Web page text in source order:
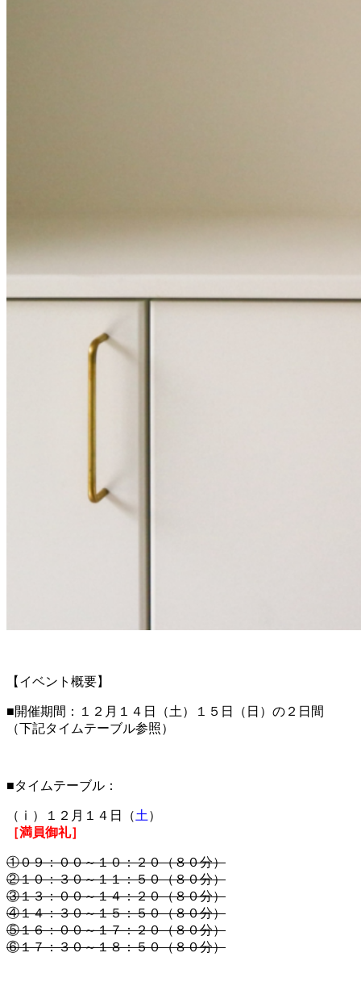
【イベント概要】
■開催期間：１２月１４日（土）１５日（日）の２日間
（下記タイムテーブル参照）
■タイムテーブル：
（ⅰ）１２月１４日（土 ）
［満員御礼］
①０９：００～１０：２０（８０分）
②１０：３０～１１：５０（８０分）
③１３：００～１４：２０（８０分）
④１４：３０～１５：５０（８０分）
⑤１６：００～１７：２０（８０分）
⑥１７：３０～１８：５０（８０分）